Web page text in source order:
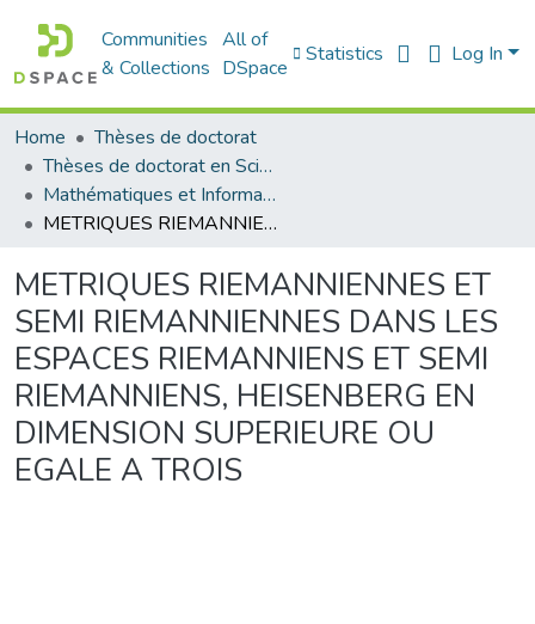
Communities
& Collections
All of
DSpace
Statistics Log In
Home
Thèses de doctorat
Thèses de doctorat en Sciences
Mathématiques et Informatique - رياضيات والاعلام الآلي
METRIQUES RIEMANNIENNES ET SEMI RIEMANNIENNES DANS LES ESPACES RIEMANNIENS ET SEMI RIEMANNIENS, HEISENBERG EN DIMENSION SUPERIEURE OU EGALE A TROIS
METRIQUES RIEMANNIENNES ET
SEMI RIEMANNIENNES DANS LES
ESPACES RIEMANNIENS ET SEMI
RIEMANNIENS, HEISENBERG EN
DIMENSION SUPERIEURE OU
EGALE A TROIS